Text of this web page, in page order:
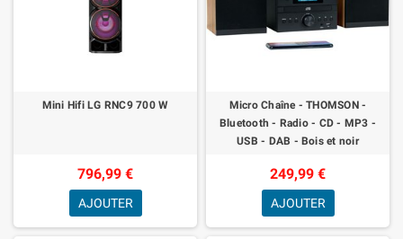
Mini Hifi LG RNC9 700 W
796,99 €
AJOUTER
Micro Chaîne - THOMSON -
Bluetooth - Radio - CD - MP3 -
USB - DAB - Bois et noir
249,99 €
AJOUTER